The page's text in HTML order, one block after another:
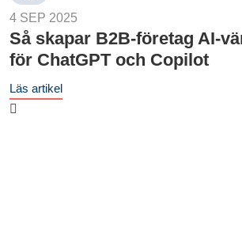
4 SEP 2025
Så skapar B2B-företag AI-
för ChatGPT och Copilot
Läs artikel